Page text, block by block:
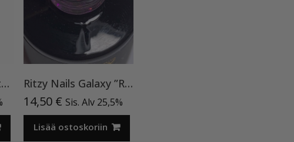
Ritzy Nails ”Glaze” top TPO vapaa Ritzy Nails Galaxy ”Rainbow” 8ml
14,50 € Sis. Alv 25,5%
Lisää ostoskoriin